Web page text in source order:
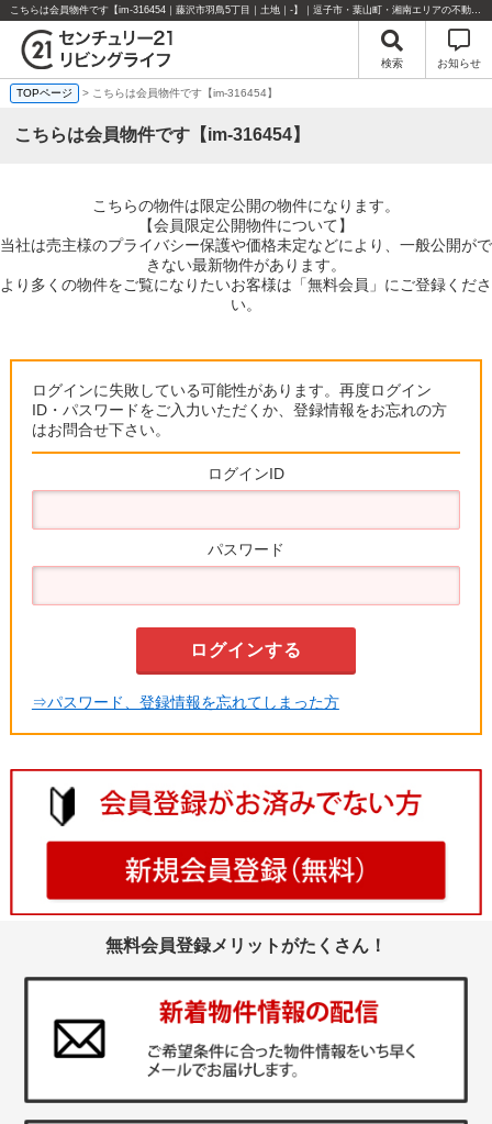
こちらは会員物件です【im-316454｜藤沢市羽鳥5丁目｜土地｜-】｜逗子市・葉山町・湘南エリアの不動産のことならセンチュリー21リビングライフにお任せください！
検索 お知らせ
TOPページ > こちらは会員物件です【im-316454】
こちらは会員物件です【im-316454】
こちらの物件は限定公開の物件になります。
【会員限定公開物件について】
当社は売主様のプライバシー保護や価格未定などにより、一般公開がで
きない最新物件があります。
より多くの物件をご覧になりたいお客様は「無料会員」にご登録くださ
い。
ログインに失敗している可能性があります。再度ログイン
ID・パスワードをご入力いただくか、登録情報をお忘れの方
はお問合せ下さい。
ログインID
パスワード
⇒パスワード、登録情報を忘れてしまった方
無料会員登録メリットがたくさん！